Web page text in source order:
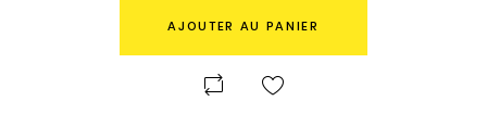
AJOUTER AU PANIER